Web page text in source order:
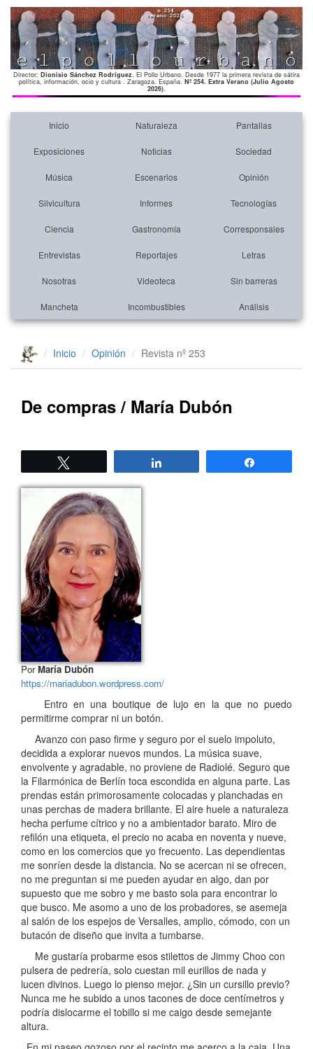
Director: Dionisio Sánchez Rodríguez. El Pollo Urbano. Desde 1977 la primera revista de sátira
política, información, ocio y cultura . Zaragoza. España. Nº 254. Extra Verano (Julio Agosto
2026).
Inicio Naturaleza Pantallas
Exposiciones Noticias Sociedad
Música Escenarios Opinión
Silvicultura Informes Tecnologías
Ciencia Gastronomía Corresponsales
Entrevistas Reportajes Letras
Nosotras Videoteca Sin barreras
Mancheta Incombustibles Análisis
Inicio Opinión Revista nº 253
De compras / María Dubón
PorMaría Dubón
https://mariadubon.wordpress.com/
Entro en una boutique de lujo en la que no puedo
permitirme comprar ni un botón.
Avanzo con paso firme y seguro por el suelo impoluto,
decidida a explorar nuevos mundos. La música suave,
envolvente y agradable, no proviene de Radiolé. Seguro que
la Filarmónica de Berlín toca escondida en alguna parte. Las
prendas están primorosamente colocadas y planchadas en
unas perchas de madera brillante. El aire huele a naturaleza
hecha perfume cítrico y no a ambientador barato. Miro de
refilón una etiqueta, el precio no acaba en noventa y nueve,
como en los comercios que yo frecuento. Las dependientas
me sonríen desde la distancia. No se acercan ni se ofrecen,
no me preguntan si me pueden ayudar en algo, dan por
supuesto que me sobro y me basto sola para encontrar lo
que busco. Me asomo a uno de los probadores, se asemeja
al salón de los espejos de Versalles, amplio, cómodo, con un
butacón de diseño que invita a tumbarse.
Me gustaría probarme esos stilettos de Jimmy Choo con
pulsera de pedrería, solo cuestan mil eurillos de nada y
lucen divinos. Luego lo pienso mejor. ¿Sin un cursillo previo?
Nunca me he subido a unos tacones de doce centímetros y
podría dislocarme el tobillo si me caigo desde semejante
altura.